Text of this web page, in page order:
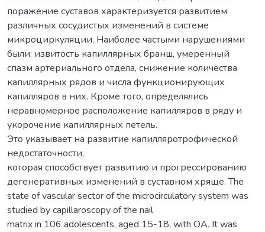
поражение суставов характеризуется развитием
различных сосудистых изменений в системе
микроциркуляции. Наиболее частыми нарушениями
были: извитость капиллярных бранш, умеренный
спазм артериального отдела, снижение количества
капиллярных рядов и числа функционирующих
капилляров в них. Кроме того, определялись
неравномерное расположение капилляров в ряду и
укорочение капиллярных петель.
Это указывает на развитие капилляротрофической
недостаточности,
которая способствует развитию и прогрессированию
дегенеративных изменений в суставном хряще. The
state of vascular sector of the microcirculatory system was
studied by capillaroscopy of the nail
matrix in 106 adolescents, aged 15-18, with OA. It was